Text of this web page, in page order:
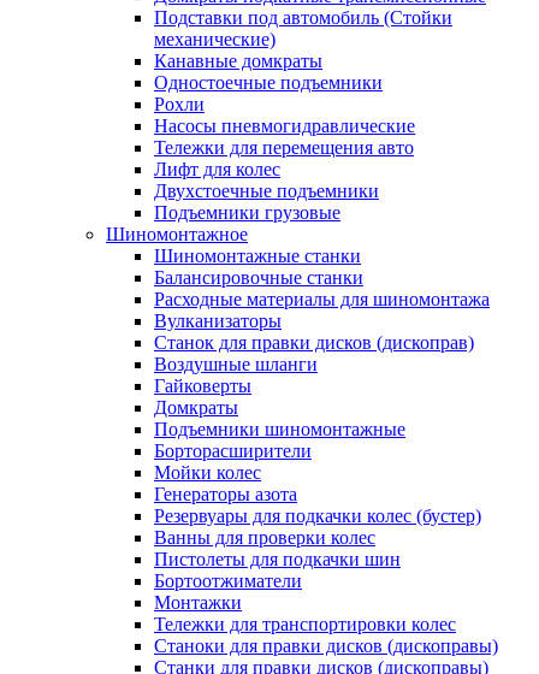
Подставки под автомобиль (Стойки
механические)
Канавные домкраты
Одностоечные подъемники
Рохли
Насосы пневмогидравлические
Тележки для перемещения авто
Лифт для колес
Двухстоечные подъемники
Подъемники грузовые
Шиномонтажное
Шиномонтажные станки
Балансировочные станки
Расходные материалы для шиномонтажа
Вулканизаторы
Станок для правки дисков (дископрав)
Воздушные шланги
Гайковерты
Домкраты
Подъемники шиномонтажные
Борторасширители
Мойки колес
Генераторы азота
Резервуары для подкачки колес (бустер)
Ванны для проверки колес
Пистолеты для подкачки шин
Бортоотжиматели
Монтажки
Тележки для транспортировки колес
Станоки для правки дисков (дископравы)
Станки для правки дисков (дископравы)